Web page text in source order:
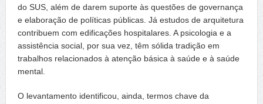
do SUS, além de darem suporte às questões de governança
e elaboração de políticas públicas. Já estudos de arquitetura
contribuem com edificações hospitalares. A psicologia e a
assistência social, por sua vez, têm sólida tradição em
trabalhos relacionados à atenção básica à saúde e à saúde
mental.
O levantamento identificou, ainda, termos chave da